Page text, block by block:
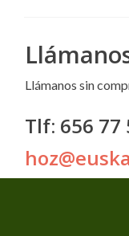
Llámanos sin
Tlf: 656 77